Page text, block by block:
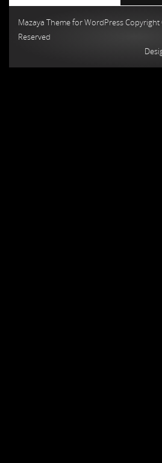
Mazaya Theme for WordPress
Reserved